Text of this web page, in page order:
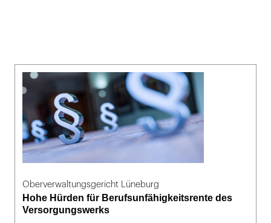
Oberverwaltungsgericht Lüneburg
Hohe Hürden für Berufsunfähigkeitsrente des
Versorgungswerks